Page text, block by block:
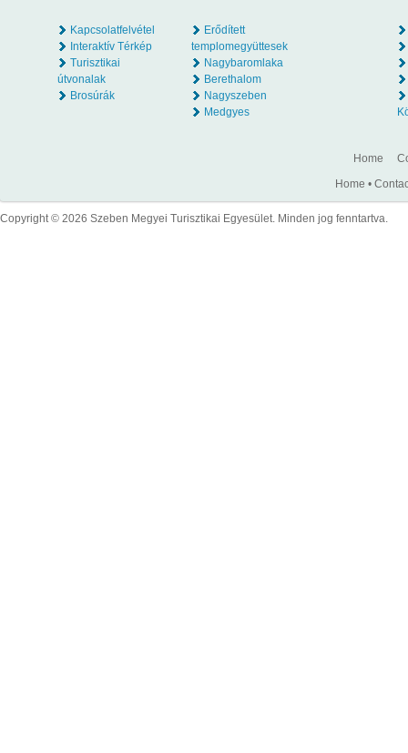
Kapcsolatfelvétel
Interaktív Térkép
Turisztikai
útvonalak
Brosúrák
Erődített
templomegyüttesek
Nagybaromlaka
Berethalom
Nagyszeben
Medgyes
Home
Home •
Copyright © 2026 Szeben Megyei Turisztikai Egyesület. Minden jog fenntartva.